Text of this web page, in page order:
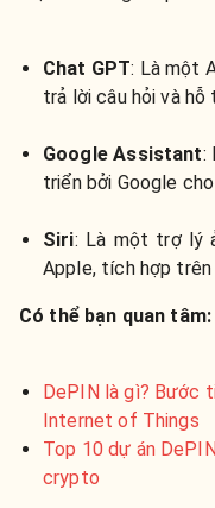
Chat GPT: Là một
trả lời câu hỏi và
Google Assistant:
triển bởi Google
Siri: Là một trợ lý
Apple, tích hợp trên
Có thể bạn quan tâm:
DePIN là gì? Bước
Internet of Things
Top 10 dự án
crypto